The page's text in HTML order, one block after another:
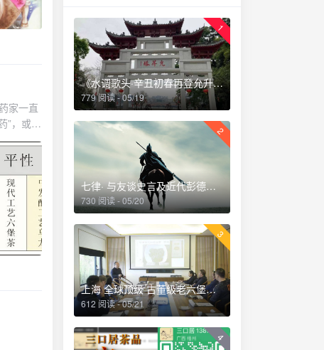
家一直
”，或多
的指导
衡调养
食疗的
生功
啡碱
素”，
常强
个层面
一几一
向大众
井、碧
越新鲜
1
《水调歌头·辛丑初春再登允升塔》
779 阅读 - 05/19
2
七律· 与友谈史言及近代彭德怀刚猛直言乃唯一者也深夜读史掩卷感赋
730 阅读 - 05/20
3
上海 全球顶级 古董级老六堡品鉴会 2018.12
612 阅读 - 05/21
4